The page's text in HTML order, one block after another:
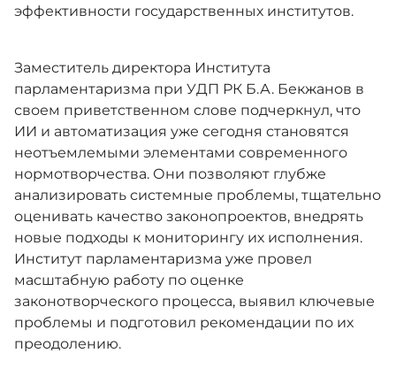
эффективности государственных институтов.
Заместитель директора Института
парламентаризма при УДП РК Б.А. Бекжанов в
своем приветственном слове подчеркнул, что
ИИ и автоматизация уже сегодня становятся
неотъемлемыми элементами современного
нормотворчества. Они позволяют глубже
анализировать системные проблемы, тщательно
оценивать качество законопроектов, внедрять
новые подходы к мониторингу их исполнения.
Институт парламентаризма уже провел
масштабную работу по оценке
законотворческого процесса, выявил ключевые
проблемы и подготовил рекомендации по их
преодолению.